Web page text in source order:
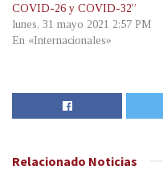
COVID-26 y COVID-32”
lunes, 31 mayo 2021 2:57 PM
En «Internacionales»
Relacionado Noticias